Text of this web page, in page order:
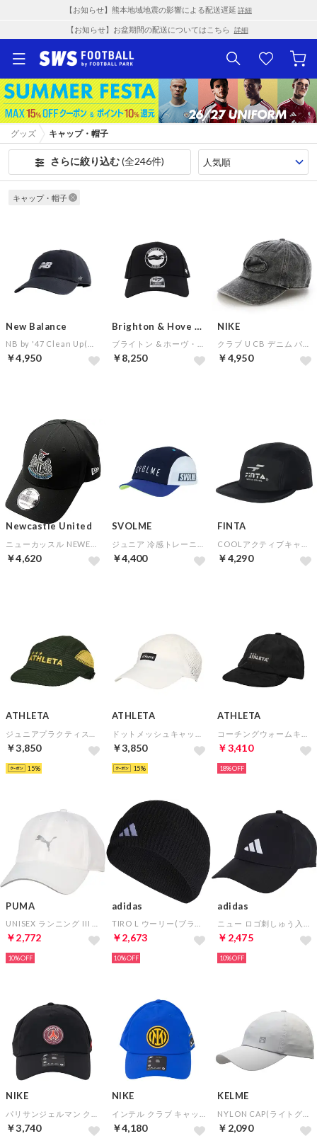
【お知らせ】熊本地域地震の影響による配送遅延 詳細
【お知らせ】お盆期間の配送についてはこちら 詳細
グッズ キャップ・帽子
さらに絞り込む(全246件)
キャップ・帽子
New Balance
￥4,950
Brighton & Hove Albion
￥8,250
NIKE
￥4,950
Newcastle United
￥4,620
SVOLME
￥4,400
FINTA
￥4,290
ATHLETA
￥3,850
15
ATHLETA
￥3,850
15
ATHLETA
￥3,410
18%
PUMA
￥2,772
10%
adidas
￥2,673
10%
adidas
￥2,475
10%
NIKE
￥3,740
NIKE
￥4,180
KELME
￥2,090